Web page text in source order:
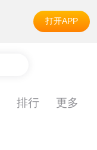
打开APP
排行 更多